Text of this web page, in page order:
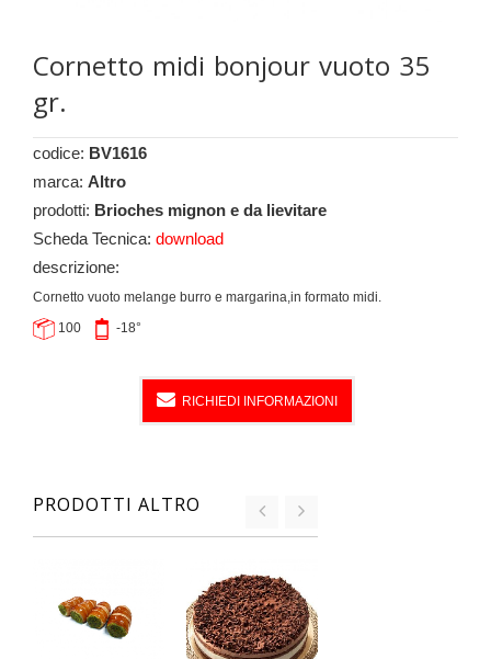
Cornetto midi bonjour vuoto 35
gr.
codice: BV1616
marca: Altro
prodotti: Brioches mignon e da lievitare
Scheda Tecnica: download
descrizione:
Cornetto vuoto melange burro e margarina,in formato midi.
100 -18°
RICHIEDI INFORMAZIONI
PRODOTTI ALTRO